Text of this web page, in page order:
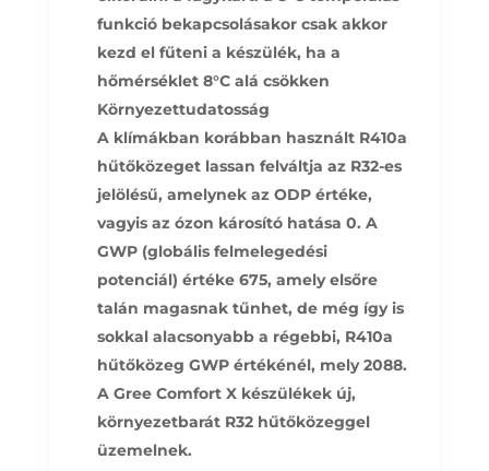
funkció bekapcsolásakor csak akkor
kezd el fűteni a készülék, ha a
hőmérséklet 8°C alá csökken
Környezettudatosság
A klímákban korábban használt R410a
hűtőközeget lassan felváltja az R32-es
jelölésű, amelynek az ODP értéke,
vagyis az ózon károsító hatása 0. A
GWP (globális felmelegedési
potenciál) értéke 675, amely elsőre
talán magasnak tűnhet, de még így is
sokkal alacsonyabb a régebbi, R410a
hűtőközeg GWP értékénél, mely 2088.
A Gree Comfort X készülékek új,
környezetbarát R32 hűtőközeggel
üzemelnek.